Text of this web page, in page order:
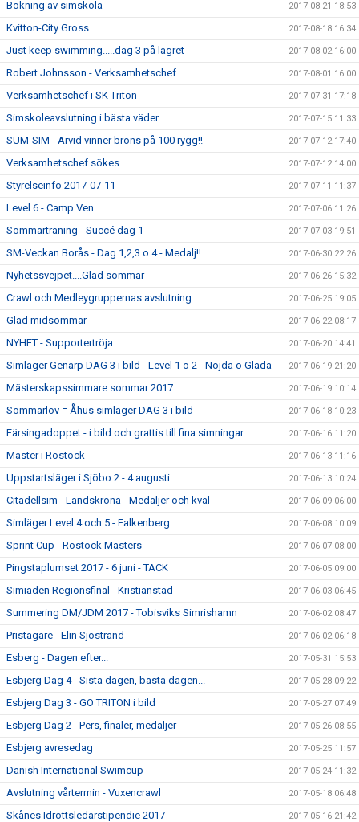
Bokning av simskola 2017-08-21 18:53
Kvitton-City Gross 2017-08-18 16:34
Just keep swimming.....dag 3 på lägret 2017-08-02 16:00
Robert Johnsson - Verksamhetschef 2017-08-01 16:00
Verksamhetschef i SK Triton 2017-07-31 17:18
Simskoleavslutning i bästa väder 2017-07-15 11:33
SUM-SIM - Arvid vinner brons på 100 rygg!! 2017-07-12 17:40
Verksamhetschef sökes 2017-07-12 14:00
Styrelseinfo 2017-07-11 2017-07-11 11:37
Level 6 - Camp Ven 2017-07-06 11:26
Sommarträning - Succé dag 1 2017-07-03 19:51
SM-Veckan Borås - Dag 1,2,3 o 4 - Medalj!! 2017-06-30 22:26
Nyhetssvejpet....Glad sommar 2017-06-26 15:32
Crawl och Medleygruppernas avslutning 2017-06-25 19:05
Glad midsommar 2017-06-22 08:17
NYHET - Supportertröja 2017-06-20 14:41
Simläger Genarp DAG 3 i bild - Level 1 o 2 - Nöjda o Glada 2017-06-19 21:20
Mästerskapssimmare sommar 2017 2017-06-19 10:14
Sommarlov = Åhus simläger DAG 3 i bild 2017-06-18 10:23
Färsingadoppet - i bild och grattis till fina simningar 2017-06-16 11:20
Master i Rostock 2017-06-13 11:16
Uppstartsläger i Sjöbo 2 - 4 augusti 2017-06-13 10:24
Citadellsim - Landskrona - Medaljer och kval 2017-06-09 06:00
Simläger Level 4 och 5 - Falkenberg 2017-06-08 10:09
Sprint Cup - Rostock Masters 2017-06-07 08:00
Pingstaplumset 2017 - 6 juni - TACK 2017-06-05 09:00
Simiaden Regionsfinal - Kristianstad 2017-06-03 06:45
Summering DM/JDM 2017 - Tobisviks Simrishamn 2017-06-02 08:47
Pristagare - Elin Sjöstrand 2017-06-02 06:18
Esberg - Dagen efter... 2017-05-31 15:53
Esbjerg Dag 4 - Sista dagen, bästa dagen... 2017-05-28 09:22
Esbjerg Dag 3 - GO TRITON i bild 2017-05-27 07:49
Esbjerg Dag 2 - Pers, finaler, medaljer 2017-05-26 08:55
Esbjerg avresedag 2017-05-25 11:57
Danish International Swimcup 2017-05-24 11:32
Avslutning vårtermin - Vuxencrawl 2017-05-18 06:48
Skånes Idrottsledarstipendie 2017 2017-05-16 21:42